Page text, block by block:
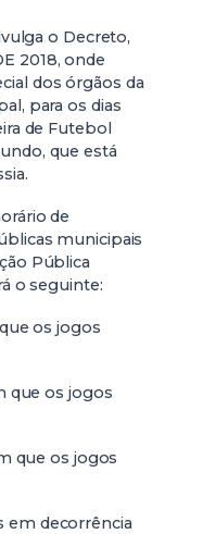
o Decreto,
2018, onde
dos órgãos da
para os dias
de Futebol
que está
de
municipais
Pública
o seguinte:
os jogos
que os jogos
que os jogos
em decorrência